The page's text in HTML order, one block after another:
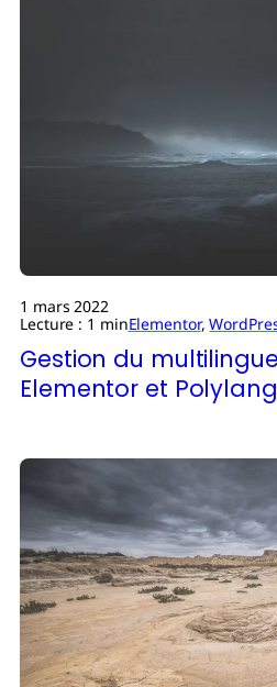
1 mars 2022
Lecture : 1 minElementor,
Gestion du
Elementor et Polylang